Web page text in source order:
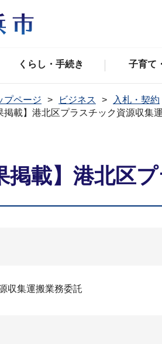
くらし・手続き 子育て
プページ ビジネス 入札・契約
掲載】港北区プラスチック資源収集
掲載】港北区
収集運搬業務委託